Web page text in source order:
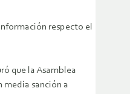
respecto el
que la Asamblea
media sanción a